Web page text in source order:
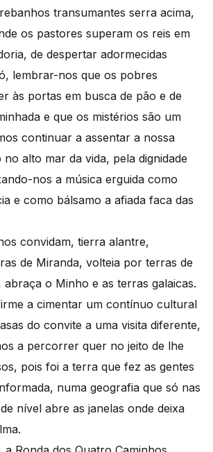
transumantes serra acima,
os pastores superam os reis em
de despertar adormecidas
lembrar-nos que os pobres
às portas em busca de pão e de
e que os mistérios são um
continuar a assentar a nossa
no alto mar da vida, pela dignidade
nos a música erguida como
e como bálsamo a afiada faca das
convidam, tierra alantre,
de Miranda, volteia por terras de
o Minho e as terras galaicas.
a cimentar um contínuo cultural
do convite a uma visita diferente,
a percorrer quer no jeito de lhe
pois foi a terra que fez as gentes
numa geografia que só nas
nível abre as janelas onde deixa